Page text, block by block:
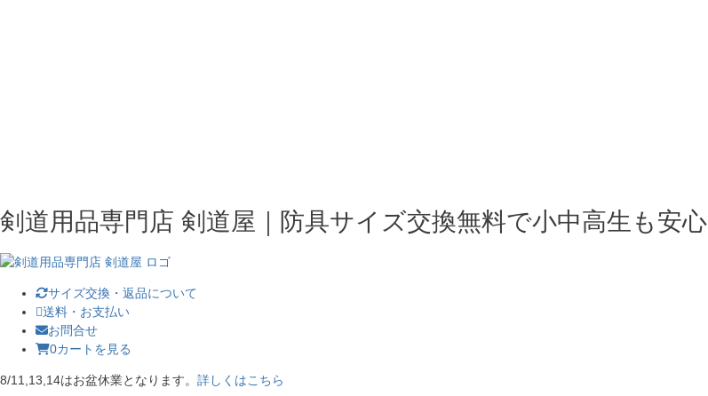
剣道用品専門店 剣道屋｜防具サイズ交換無料で小中高生も安心
サイズ交換・返品について
送料・お支払い
お問合せ
0カートを見る
8/11,13,14はお盆休業となります。 詳しくはこちら